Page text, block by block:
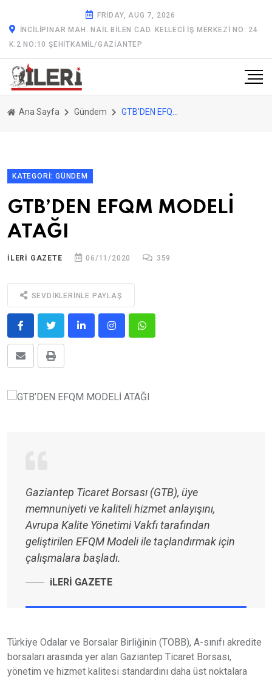
FRIDAY, AUG 7, 2026
İNCILIPINAR MAH. NAIL BILEN CAD. KELLECI İŞ MERKEZI NO: 24
K:2 NO:10 ŞEHITKAMIL/GAZİANTEP
Ana Sayfa Gündem
KATEGORI: GÜNDEM
GTB’DEN EFQM MODELİ
ATAĞI
ILERİ GAZETE 06/11/2020 359
SEVDIKLERINLE PAYLAŞ
Gaziantep Ticaret Borsası (GTB), üye
memnuniyeti ve kaliteli hizmet anlayışını,
Avrupa Kalite Yönetimi Vakfı tarafından
geliştirilen EFQM Modeli ile taçlandırmak için
çalışmalara başladı.
iLERİ GAZETE
Türkiye Odalar ve Borsalar Birliğinin (TOBB), A-sınıfı akredite
borsaları arasında yer alan Gaziantep Ticaret Borsası,
yönetim ve hizmet kalitesi standardını daha üst noktalara